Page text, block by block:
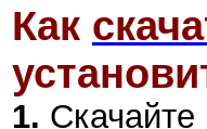
Как
1.